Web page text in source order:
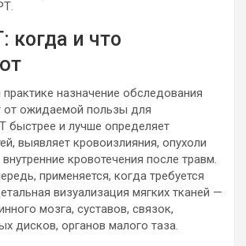
когда и что
назначение обследования
от ожидаемой пользы для
быстрее и лучше определяет
выявляет кровоизлияния, опухоли
кровотечения после травм.
применяется, когда требуется
визуализация мягких тканей —
мозга, суставов, связок,
дисков, органов малого таза.